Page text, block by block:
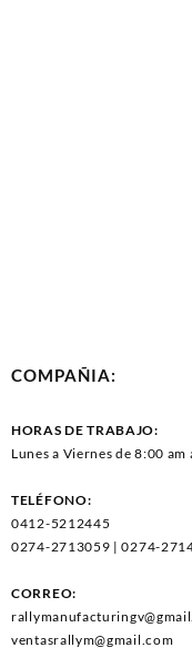
COMPAÑIA:
HORAS DE TRABAJO:
Lunes a Viernes de 8:00 am
TELÉFONO:
0412-5212445
0274-2713059 | 0274-
CORREO:
ventasrallym@gmail.com